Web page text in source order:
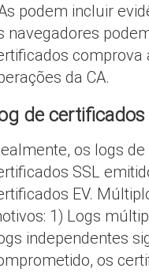
podem incluir
navegadores
comprova
da CA.
de certificados
os logs
SSL
EV.
1) Logs
independentes
os